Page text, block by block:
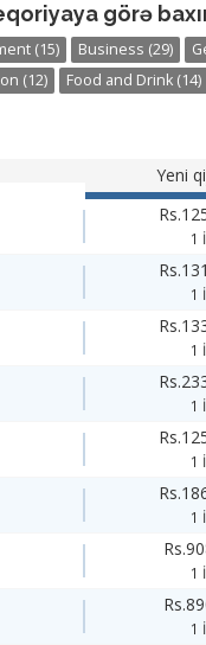
görə
(15) Business (29)
(12) Food and Drink (14)
Yeni
1
1
1
1
1
1
1
1